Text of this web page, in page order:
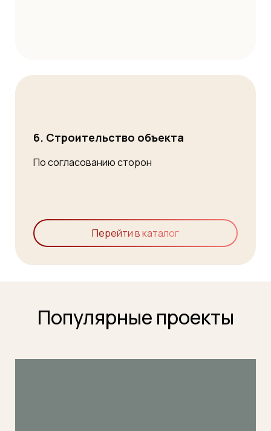
6. Строительство объекта
По согласованию сторон
Перейти в каталог
Популярные проекты